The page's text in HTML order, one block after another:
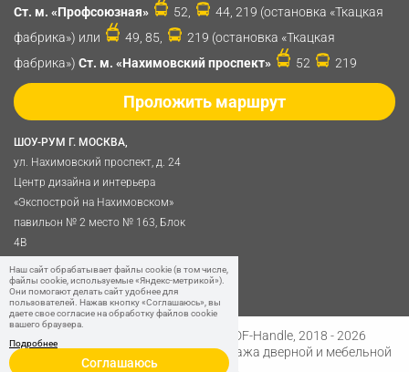
ШОУ-РУМ Г. МОСКВА,
ул. Нахимовский проспект, д. 24
Центр дизайна и интерьера
«Экспострой на Нахимовском»
павильон № 2 место № 163, Блок
4B
Политика обработки
персональных данных
Ст. м. «Профсоюзная» 52,
44, 219 (остановка «Ткацкая
фабрика») или
49, 85,
219 (остановка «Ткацкая
фабрика») Ст. м. «Нахимовский проспект» 52 219
Проложить маршрут
© SDF-Handle, 2018 - 2026
Интернет-магазин и розничная продажа дверной и мебельной
фурнитуры.
Наш сайт обрабатывает файлы cookie (в том числе,
файлы cookie, используемые «Яндекс-метрикой»).
Они помогают делать сайт удобнее для
пользователей. Нажав кнопку «Соглашаюсь», вы
даете свое согласие на обработку файлов cookie
вашего браузера.
Подробнее
Соглашаюсь